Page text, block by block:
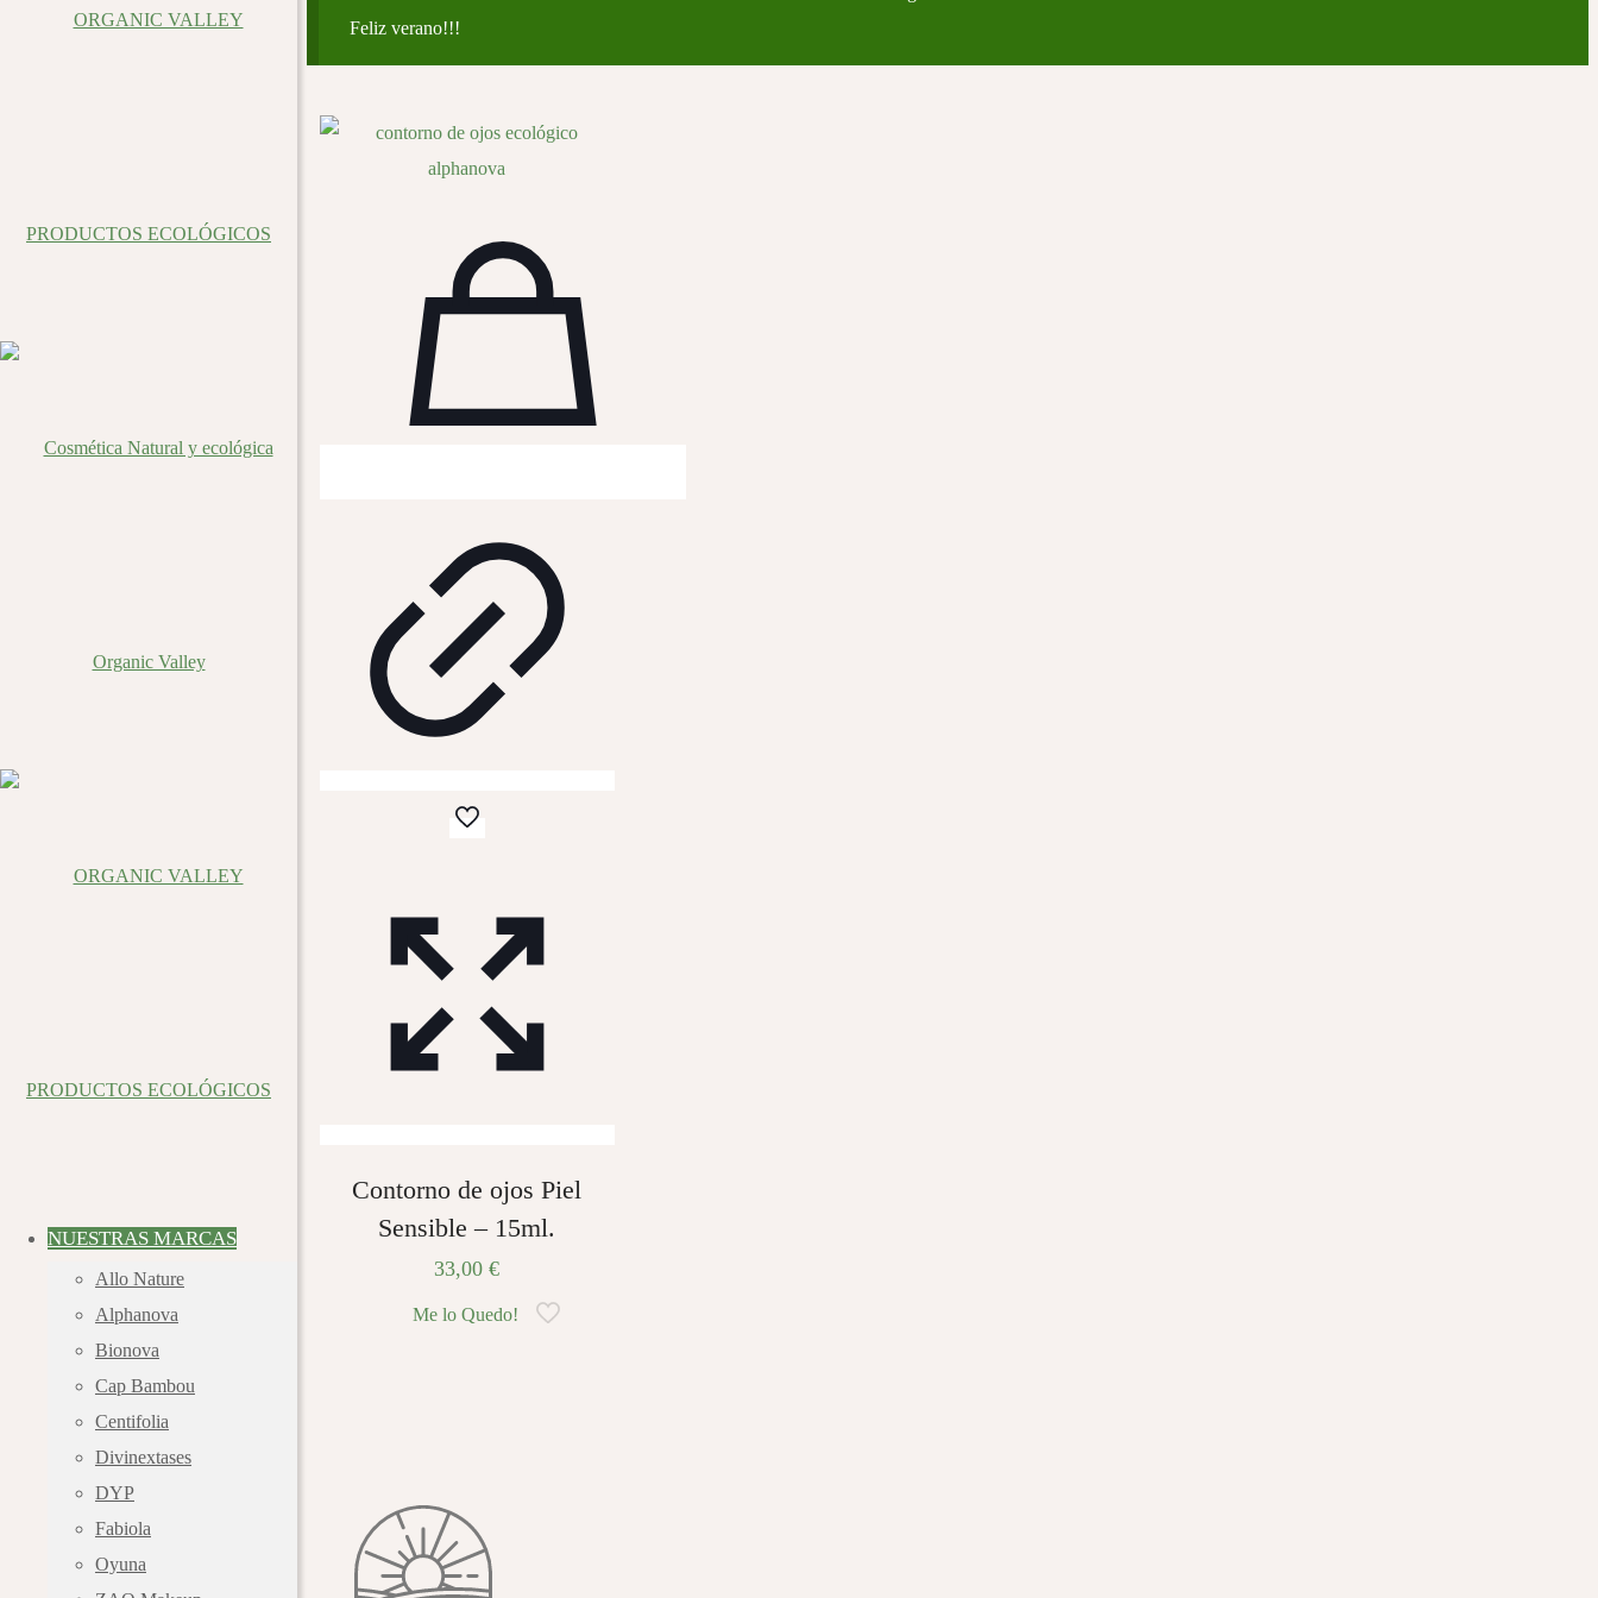
NUESTRAS MARCAS
Allo Nature
Alphanova
Bionova
Cap Bambou
Centifolia
Divinextases
DYP
Fabiola
Oyuna
Feliz verano!!!
Contorno de ojos Piel
Sensible – 15ml.
33,00€
Me lo Quedo!